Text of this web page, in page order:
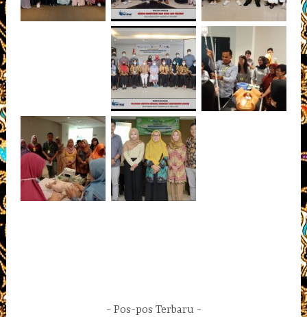
Pos-pos Terbaru